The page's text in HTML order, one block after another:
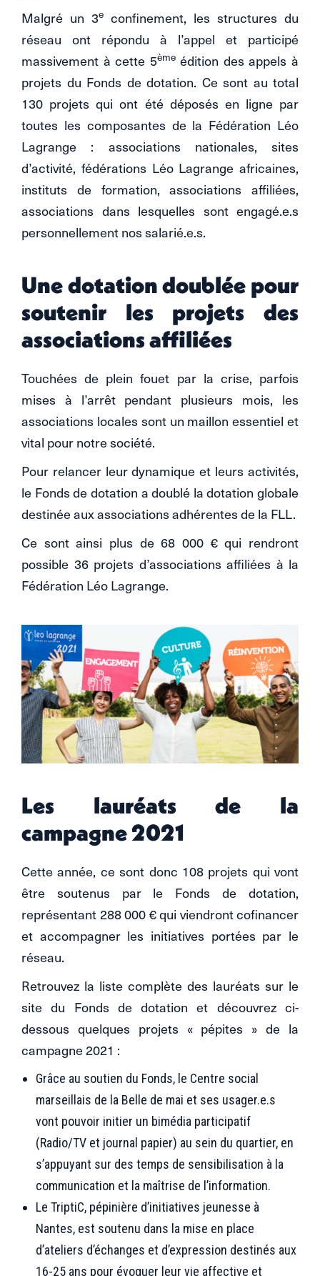
Malgré un 3e confinement, les structures du
réseau ont répondu à l’appel et participé
massivement à cette 5èmeédition des appels à
projets du Fonds de dotation. Ce sont au total
130 projets qui ont été déposés en ligne par
toutes les composantes de la Fédération Léo
Lagrange : associations nationales, sites
d’activité, fédérations Léo Lagrange africaines,
instituts de formation, associations affiliées,
associations dans lesquelles sont engagé.e.s
personnellement nos salarié.e.s.
Une dotation doublée pour
soutenir les projets des
associations affiliées
Touchées de plein fouet par la crise, parfois
mises à l’arrêt pendant plusieurs mois, les
associations locales sont un maillon essentiel et
vital pour notre société.
Pour relancer leur dynamique et leurs activités,
le Fonds de dotation a doublé la dotation globale
destinée aux associations adhérentes de la FLL.
Ce sont ainsi plus de 68 000 € qui rendront
possible 36 projets d’associations affiliées à la
Fédération Léo Lagrange.
Les lauréats de la
campagne 2021
Cette année, ce sont donc 108 projets qui vont
être soutenus par le Fonds de dotation,
représentant 288 000 € qui viendront cofinancer
et accompagner les initiatives portées par le
réseau.
Retrouvez la liste complète des lauréats sur le
site du Fonds de dotation et découvrez ci-
dessous quelques projets « pépites » de la
campagne 2021 :
Grâce au soutien du Fonds, le Centre social
marseillais de la Belle de mai et ses usager.e.s
vont pouvoir initier un bimédia participatif
(Radio/TV et journal papier) au sein du quartier, en
s’appuyant sur des temps de sensibilisation à la
communication et la maîtrise de l’information.
Le TriptiC, pépinière d’initiatives jeunesse à
Nantes, est soutenu dans la mise en place
d’ateliers d’échanges et d’expression destinés aux
16-25 ans pour évoquer leur vie affective et